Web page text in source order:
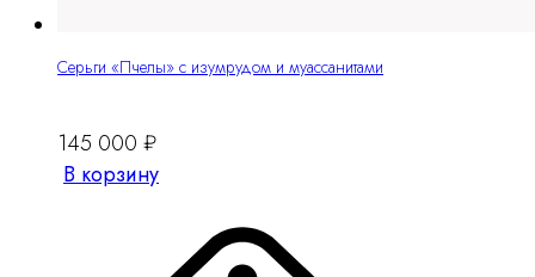
Серьги «Пчелы» с изумрудом и муассанитами
145 000 ₽
В корзину